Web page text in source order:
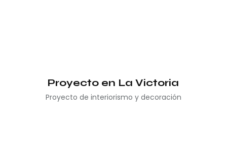
Proyecto en La Victoria
Proyecto de interiorismo y decoración